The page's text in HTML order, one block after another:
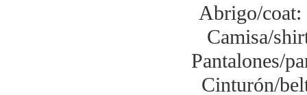
Abrigo/coat:
Camisa/
Pantalones/
Cinturón/